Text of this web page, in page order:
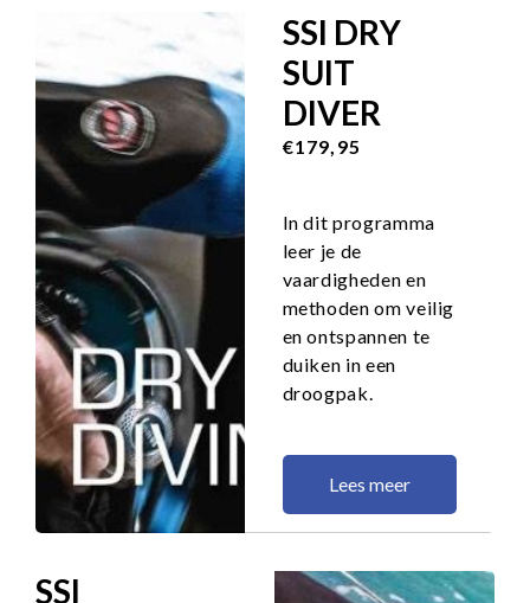
SSI DRY
SUIT
DIVER
€179,95
In dit programma
leer je de
vaardigheden en
methoden om veilig
en ontspannen te
duiken in een
droogpak.
Lees meer
SSI